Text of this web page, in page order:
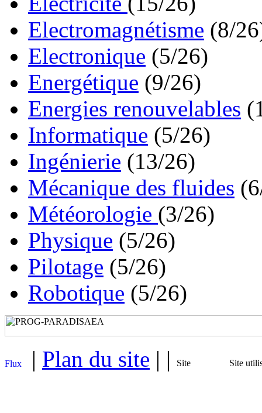
Electromagnétisme (8/
Electronique (5/26)
Energétique (9/26)
Energies renouvelables
Informatique (5/26)
Ingénierie (13/26)
Mécanique des fluides
Météorologie (3/26)
Physique (5/26)
Pilotage (5/26)
Robotique (5/26)
| Plan du site | |